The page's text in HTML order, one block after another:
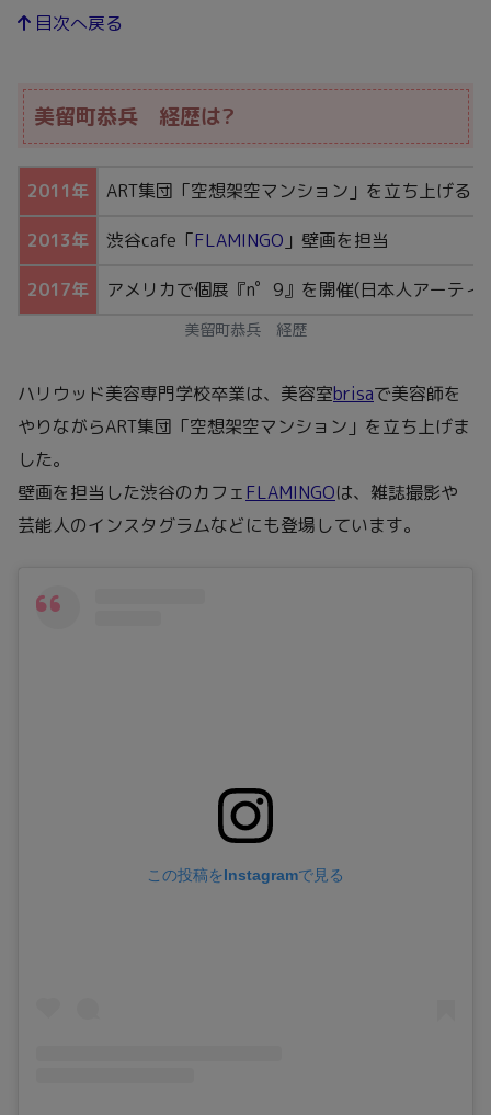
目次へ戻る
美留町恭兵 経歴は?
2011年 ART集団「空想架空マンション」を立ち上げる
2013年 渋谷cafe「FLAMINGO 」壁画を担当
2017年 アメリカで個展『n゜9』を開催(日本人アーティ
美留町恭兵 経歴
ハリウッド美容専門学校卒業は、美容室brisaで美容師を
やりながらART集団「空想架空マンション」を立ち上げま
した。
壁画を担当した渋谷のカフェFLAMINGOは、雑誌撮影や
芸能人のインスタグラムなどにも登場しています。
この投稿をInstagramで見る